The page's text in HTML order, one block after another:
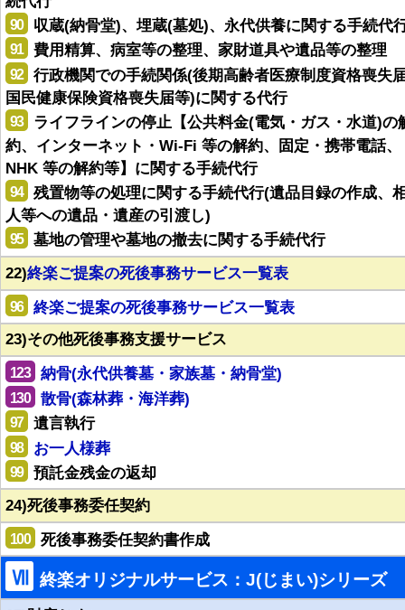
90 収蔵(納骨堂)、埋蔵(墓処)、永代供養に関する手続代
91 費用精算、病室等の整理、家財道具や遺品等の整理
92
行政機関での手続関係(後期高齢者医療制度資格喪失
国民健康保険資格喪失届等)に関する代行
93
ライフラインの停止【公共料金(電気・ガス・水道)の
約、インターネット・Wi-Fi 等の解約、固定・携帯電話、
NHK 等の解約等】に関する手続代行
94
残置物等の処理に関する手続代行(遺品目録の作成、
人等への遺品・遺産の引渡し)
95
墓地の管理や墓地の撤去に関する手続代行
22)終楽ご提案の死後事務サービス一覧表
96
終楽ご提案の死後事務サービス一覧表
23)その他死後事務支援サービス
123 納骨(永代供養墓・家族墓・納骨堂)
130 散骨(森林葬・海洋葬)
97 遺言執行
98 お一人様葬
99
預託金残金の返却
24)死後事務委任契約
100 死後事務委任契約書作成
Ⅶ 終楽オリジナルサービス：J(じまい)シリーズ